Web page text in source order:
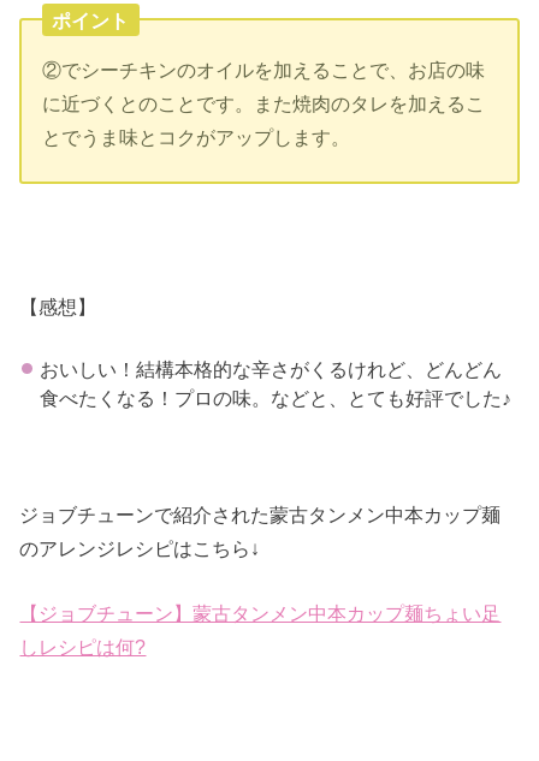
ポイント
②でシーチキンのオイルを加えることで、お店の味
に近づくとのことです。また焼肉のタレを加えるこ
とでうま味とコクがアップします。
【感想】
おいしい！結構本格的な辛さがくるけれど、どんどん
食べたくなる！プロの味。などと、とても好評でした♪
ジョブチューンで紹介された蒙古タンメン中本カップ麺
のアレンジレシピはこちら↓
【ジョブチューン】蒙古タンメン中本カップ麺ちょい足
しレシピは何?